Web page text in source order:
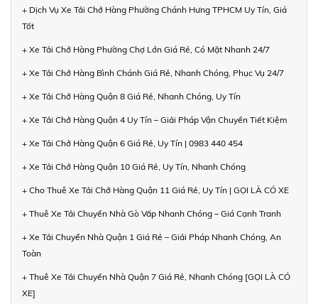
+ Dịch Vụ Xe Tải Chở Hàng Phường Chánh Hưng TPHCM Uy Tín, Giá
Tốt
+ Xe Tải Chở Hàng Phường Chợ Lớn Giá Rẻ, Có Mặt Nhanh 24/7
+ Xe Tải Chở Hàng Bình Chánh Giá Rẻ, Nhanh Chóng, Phục Vụ 24/7
+ Xe Tải Chở Hàng Quận 8 Giá Rẻ, Nhanh Chóng, Uy Tín
+ Xe Tải Chở Hàng Quận 4 Uy Tín – Giải Pháp Vận Chuyển Tiết Kiệm
+ Xe Tải Chở Hàng Quận 6 Giá Rẻ, Uy Tín | 0983 440 454
+ Xe Tải Chở Hàng Quận 10 Giá Rẻ, Uy Tín, Nhanh Chóng
+ Cho Thuê Xe Tải Chở Hàng Quận 11 Giá Rẻ, Uy Tín | GỌI LÀ CÓ XE
+ Thuê Xe Tải Chuyển Nhà Gò Vấp Nhanh Chóng – Giá Cạnh Tranh
+ Xe Tải Chuyển Nhà Quận 1 Giá Rẻ – Giải Pháp Nhanh Chóng, An
Toàn
+ Thuê Xe Tải Chuyển Nhà Quận 7 Giá Rẻ, Nhanh Chóng [GỌI LÀ CÓ
XE]